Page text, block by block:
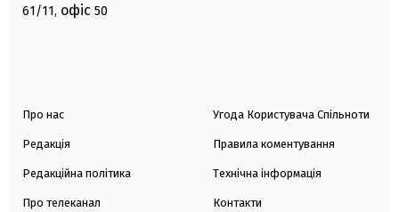
61/11, офіс 50
Про нас
Редакція
Редакційна політика
Про телеканал
Угода Користувача Спільноти
Правила коментування
Технічна інформація
Контакти